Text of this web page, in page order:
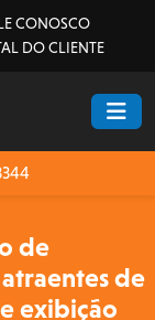
CONOSCO
DO CLIENTE
de
de
exibição